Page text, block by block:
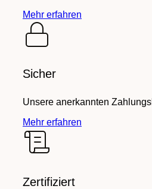
Mehr erfahren
Sicher
Unsere anerkannten
Mehr erfahren
Zertifiziert